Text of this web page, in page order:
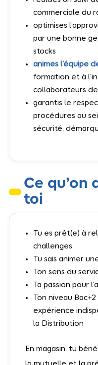
commerciale du
optimises
par une bonne
stocks
animes l’équipe
formation et à
collaborateurs de
garantis le
procédures au
sécurité,
Ce qu’on
toi
Tu es prêt(e) à
challenges
Tu sais animer
Ton sens du
Ta passion pour
Ton niveau
expérience
la Distribution
En magasin, tu